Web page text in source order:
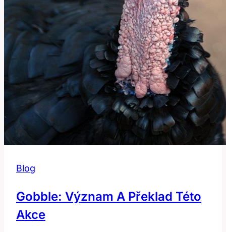
Blog
Gobble: Význam A Překlad Této
Akce